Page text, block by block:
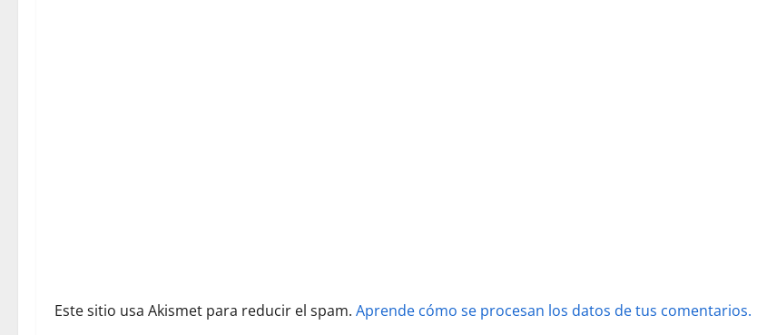
a
Este sitio usa Akismet para reducir el spam. Aprende cómo se procesan los datos de tus comentarios.